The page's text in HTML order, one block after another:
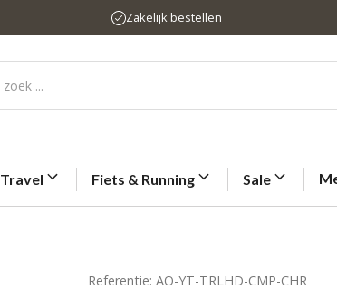
Zakelijk bestellen
Travel Fiets & Running Sale
Referentie: AO-YT-TRLHD-CMP-CHR